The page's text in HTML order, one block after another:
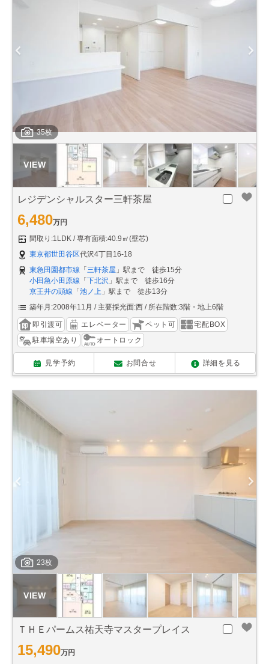
35枚
レジデンシャルスター三軒茶屋
6,480万円
間取り:1LDK
専有面積:40.9㎡(壁芯)
東京都世田谷区代沢4丁目16-18
東急田園都市線 「三軒茶屋 」駅まで 徒歩15分
小田急小田原線 「下北沢 」駅まで 徒歩16分
京王井の頭線 「池ノ上 」駅まで 徒歩13分
築年月:2008年11月
主要採光面:西 所在階数:3階・地上6階
即引渡可 エレベーター ペット可
宅配BOX
駐車場空あり
オートロック
見学予約 お問合せ 詳細を見る
23枚
ＴＨＥパームス祐天寺マスタープレイス
15,490万円